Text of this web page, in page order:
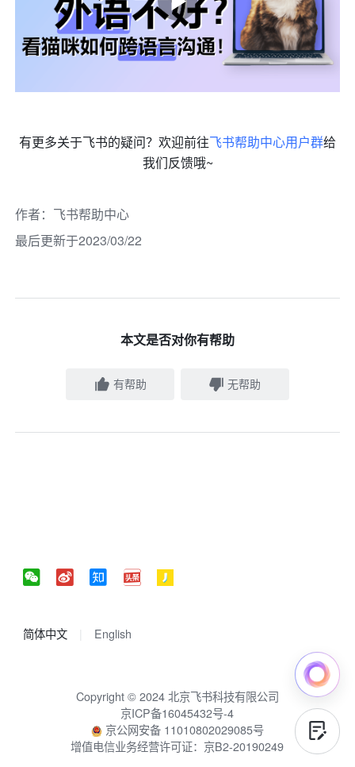
有更多关于飞书的疑问？欢迎前往飞书帮助中心用户群给
我们反馈哦~
作者： 飞书帮助中心
最后更新于2023/03/22
本文是否对你有帮助
有帮助 无帮助
简体中文 English
Copyright © 2024 北京飞书科技有限公司
京ICP备16045432号-4
京公网安备 11010802029085号
增值电信业务经营许可证：京B2-20190249